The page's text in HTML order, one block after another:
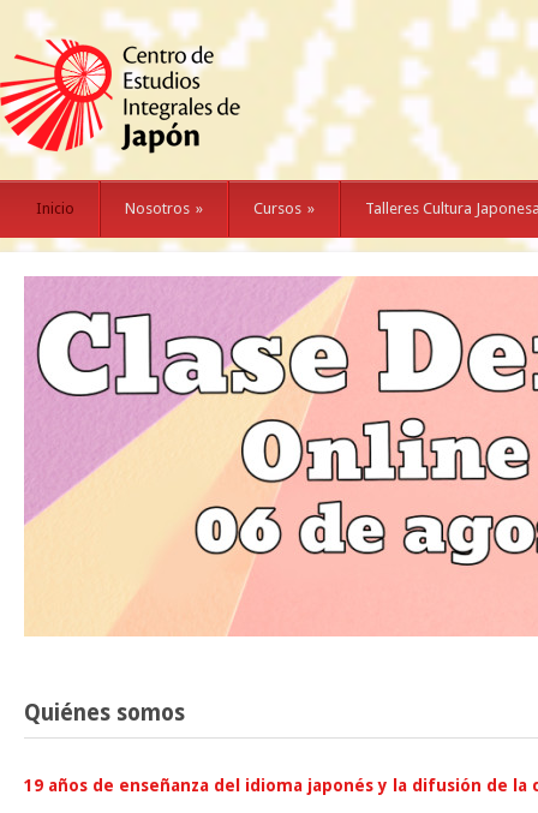
Inicio Nosotros » Cursos » Talleres Cultura
Quiénes somos
19 años de enseñanza del idioma japonés y la difusión de la